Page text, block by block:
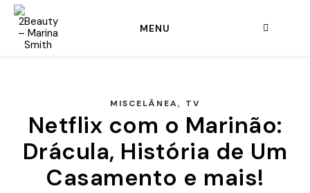
MENU
MISCELÂNEA, TV
Netflix com o Marinão:
Drácula, História de Um
Casamento e mais!